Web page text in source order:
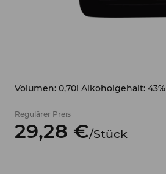
Volumen: 0,70l Alkoholgehalt: 43%
Regulärer Preis
29,28 €/Stück